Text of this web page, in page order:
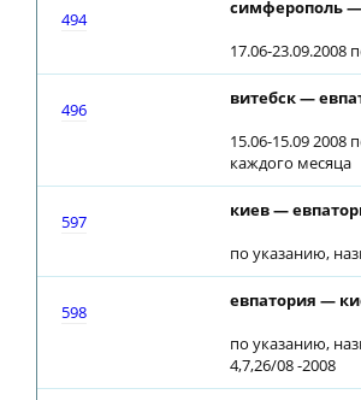
494
симферополь
17.06-23.09.2008
496
витебск —
15.06-15.09 2008
каждого месяца
597
киев —
по указанию,
598
евпатория —
по указанию,
4,7,26/08 -2008